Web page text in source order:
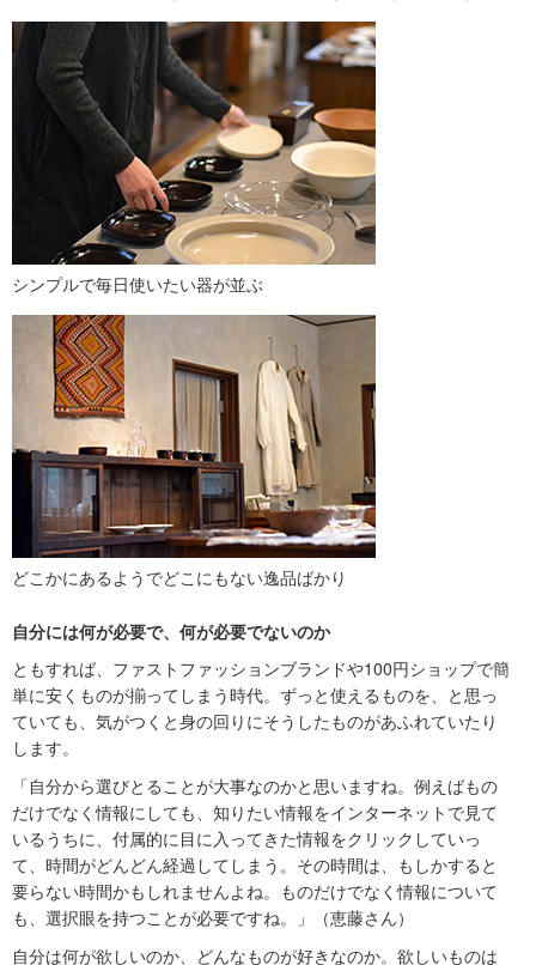
シンプルで毎日使いたい器が並ぶ
どこかにあるようでどこにもない逸品ばかり
自分には何が必要で、何が必要でないのか
ともすれば、ファストファッションブランドや100円ショップで簡
単に安くものが揃ってしまう時代。ずっと使えるものを、と思っ
ていても、気がつくと身の回りにそうしたものがあふれていたり
します。
「自分から選びとることが大事なのかと思いますね。例えばもの
だけでなく情報にしても、知りたい情報をインターネットで見て
いるうちに、付属的に目に入ってきた情報をクリックしていっ
て、時間がどんどん経過してしまう。その時間は、もしかすると
要らない時間かもしれませんよね。ものだけでなく情報について
も、選択眼を持つことが必要ですね。」（恵藤さん）
自分は何が欲しいのか、どんなものが好きなのか。欲しいものは